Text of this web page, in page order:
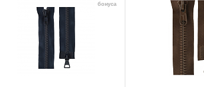
бонуса